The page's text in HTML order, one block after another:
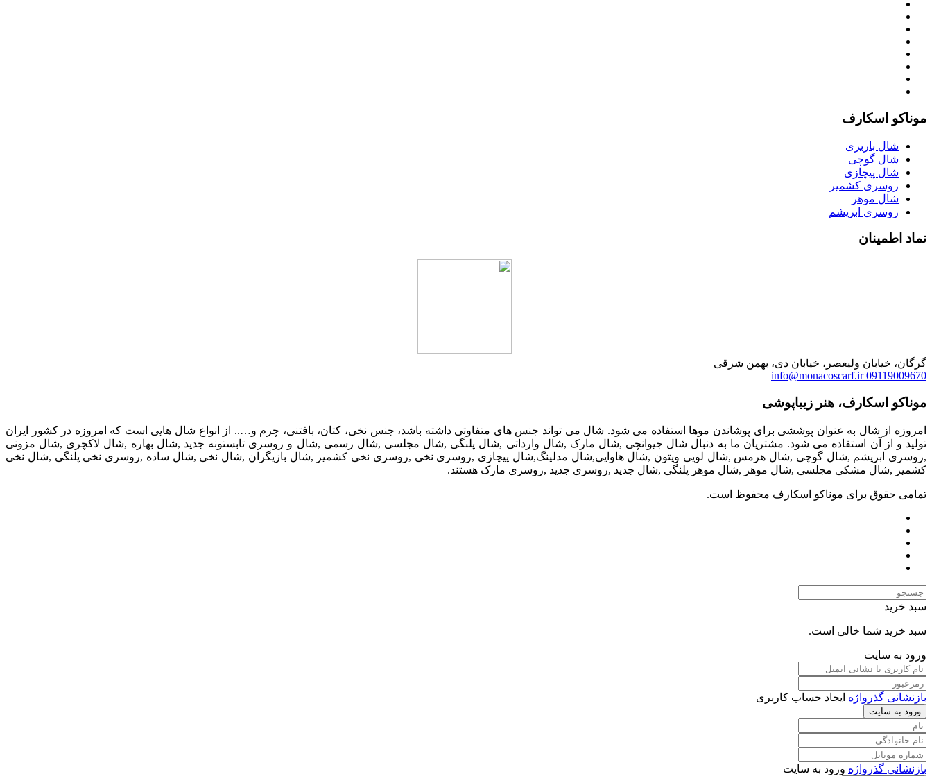
موناکو اسکارف
شال باربری
شال گوچی
شال پیچازی
روسری کشمیر
شال موهر
روسری ابریشم
نماد اطمینان
گرگان، خیابان ولیعصر، خیابان دی، بهمن شرقی
09119009670
info@monacoscarf.ir
موناکو اسکارف، هنر زیباپوشی
امروزه از شال به عنوان پوششی برای پوشاندن موها استفاده می شود. شال می تواند جنس های متفاوتی داشته باشد، جنس نخی، کتان، بافتنی، چرم و….. از انواع شال هایی است که امروزه در کشور ایران
تولید و از آن استفاده می شود. مشتریان ما به دنبال شال جیوانچی ,شال مارک ,شال وارداتی ,شال پلنگی ,شال مجلسی ,شال رسمی ,شال و روسری تابستونه جدید ,شال بهاره ,شال لاکچری ,شال مزونی
,روسری ابریشم ,شال گوچی ,شال هرمس ,شال لویی ویتون ,شال هاوایی,شال مدلینگ,شال پیچازی ,روسری نخی ,روسری نخی کشمیر ,شال بازیگران ,شال نخی ,شال ساده ,روسری نخی پلنگی ,شال نخی
کشمیر ,شال مشکی مجلسی ,شال موهر ,شال موهر پلنگی ,شال جدید ,روسری جدید ,روسری مارک هستند.
تمامی حقوق برای موناکو اسکارف محفوظ است.
سبد خرید
سبد خرید شما خالی است.
ورود به سایت
بازنشانی گذرواژه ایجاد حساب کاربری
ورود به سایت
بازنشانی گذرواژه ورود به سایت